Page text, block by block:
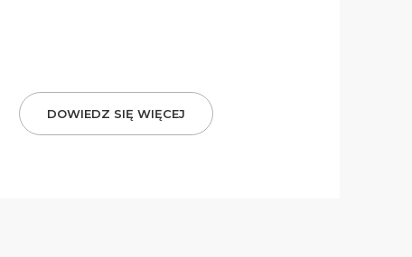
DOWIEDZ SIĘ WIĘCEJ